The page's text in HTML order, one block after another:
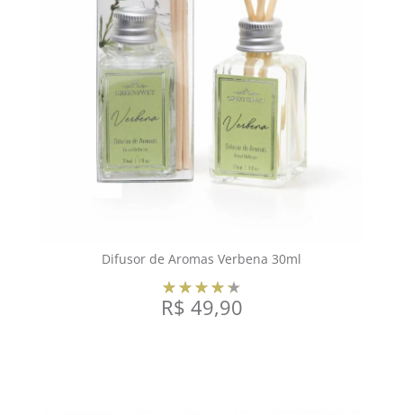
Difusor de Aromas Verbena 30ml
R$ 49,90